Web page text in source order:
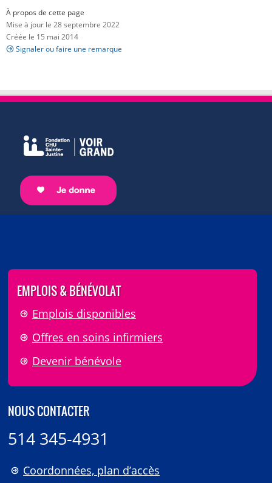
À propos de cette page
Mise à jour le 28 septembre 2022
Créée le 15 mai 2014
Signaler ou faire une remarque
EMPLOIS & BÉNÉVOLAT
Emplois disponibles
Offres en soins infirmiers
Devenir bénévole
NOUS CONTACTER
514 345-4931
Coordonnées, plan d’accès